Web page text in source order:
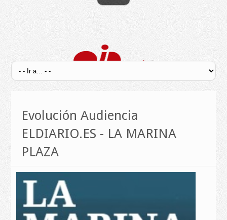
Evolución Audiencia
ELDIARIO.ES - LA MARINA
PLAZA